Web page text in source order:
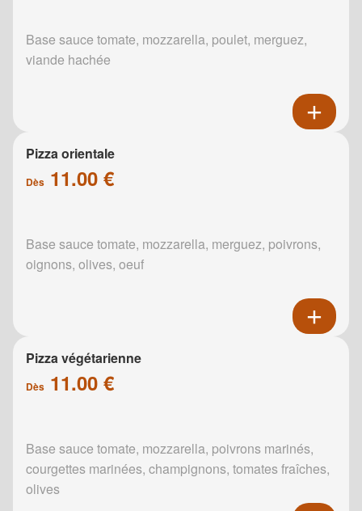
Base sauce tomate, mozzarella, poulet, merguez,
viande hachée
Pizza orientale
Dès 11.00 €
Base sauce tomate, mozzarella, merguez, poivrons,
oignons, olives, oeuf
Pizza végétarienne
Dès 11.00 €
Base sauce tomate, mozzarella, poivrons marinés,
courgettes marinées, champignons, tomates fraîches,
olives